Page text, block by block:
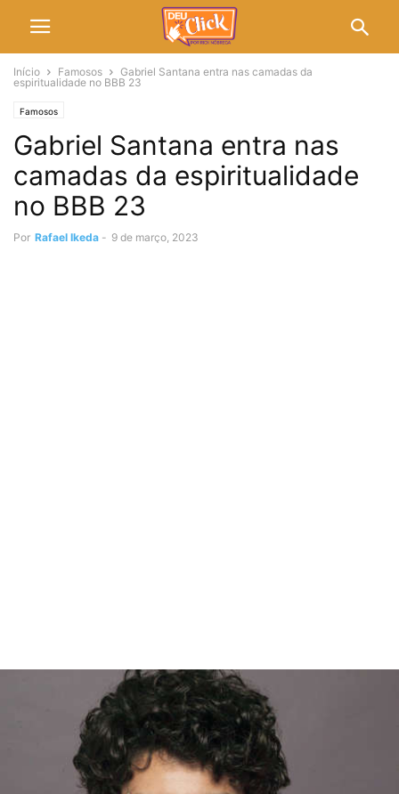
Início Famosos
Gabriel Santana entra nas camadas da
espiritualidade no BBB 23
Famosos
Gabriel Santana entra nas
camadas da espiritualidade
no BBB 23
Por Rafael Ikeda - 9 de março, 2023